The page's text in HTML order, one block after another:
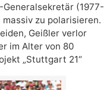
(1977-
zu polarisieren.
Geißler verlor
im Alter von 80
„Stuttgart 21“